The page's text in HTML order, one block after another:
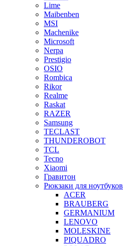
Lime
Maibenben
MSI
Machenike
Microsoft
Nerpa
Prestigio
OSIO
Rombica
Rikor
Realme
Raskat
RAZER
Samsung
TECLAST
THUNDEROBOT
TCL
Tecno
Xiaomi
Гравитон
Рюкзаки для ноутбуков
ACER
BRAUBERG
GERMANIUM
LENOVO
MOLESKINE
PIQUADRO